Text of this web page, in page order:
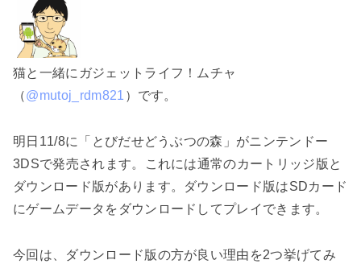
猫と一緒にガジェットライフ！ムチャ
（@mutoj_rdm821 ）です。
明日11/8に「とびだせどうぶつの森」がニンテンドー
3DSで発売されます。これには通常のカートリッジ版と
ダウンロード版があります。ダウンロード版はSDカード
にゲームデータをダウンロードしてプレイできます。
今回は、ダウンロード版の方が良い理由を2つ挙げてみ